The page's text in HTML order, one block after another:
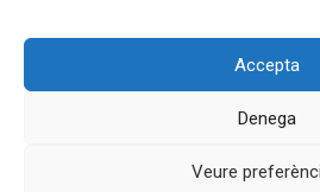
Accepta
Denega
Veure
© 2015-2022 Club Cecot